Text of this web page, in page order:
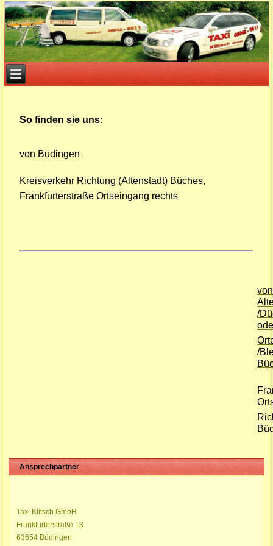
So finden sie uns:
von Büdingen
Kreisverkehr Richtung (Altenstadt) Büches,
Frankfurterstraße Ortseingang rechts
von
/
/
Ansprechpartner
Taxi Klitsch GmbH
Frankfurterstraße 13
63654 Büdingen